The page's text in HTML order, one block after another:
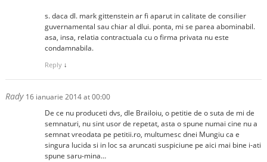
s. daca dl. mark gittenstein ar fi aparut in calitate de consilier
guvernamental sau chiar al dlui. ponta, mi se parea abominabil.
asa, insa, relatia contractuala cu o firma privata nu este
condamnabila.
Reply ↓
Rady 16 ianuarie 2014 at 00:00
De ce nu produceti dvs, dle Brailoiu, o petitie de o suta de mi de
semnaturi, nu sint usor de repetat, asta o spune numai cine nu a
semnat vreodata pe petitii.ro, multumesc dnei Mungiu ca e
singura lucida si in loc sa aruncati suspiciune pe aici mai bine i-ati
spune saru-mina…